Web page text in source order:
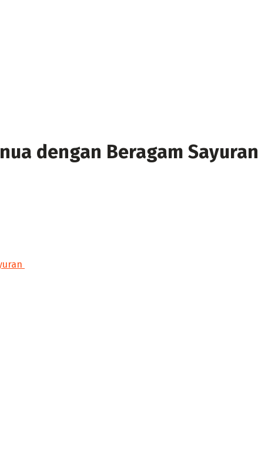
dengan Beragam Sayuran